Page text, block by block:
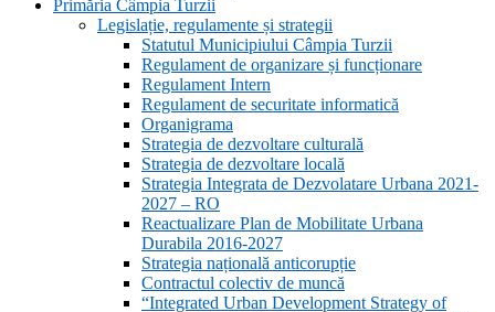
Primăria Câmpia Turzii
Legislație, regulamente și strategii
Statutul Municipiului Câmpia Turzii
Regulament de organizare și funcționare
Regulament Intern
Regulament de securitate informatică
Organigrama
Strategia de dezvoltare culturală
Strategia de dezvoltare locală
Strategia Integrata de Dezvolatare Urbana 2021-
2027 – RO
Reactualizare Plan de Mobilitate Urbana
Durabila 2016-2027
Strategia națională anticorupție
Contractul colectiv de muncă
“Integrated Urban Development Strategy of